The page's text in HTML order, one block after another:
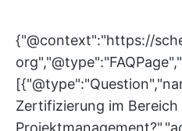
{"@context":"https://
Zertifizierung im Bereich